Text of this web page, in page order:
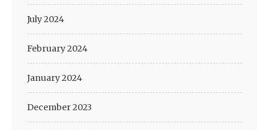
July 2024
February 2024
January 2024
December 2023